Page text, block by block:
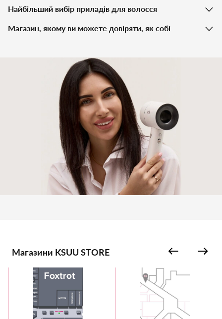
Найбільший вибір приладів для волосся
Магазин, якому ви можете довіряти, як собі
Магазини KSUU STORE